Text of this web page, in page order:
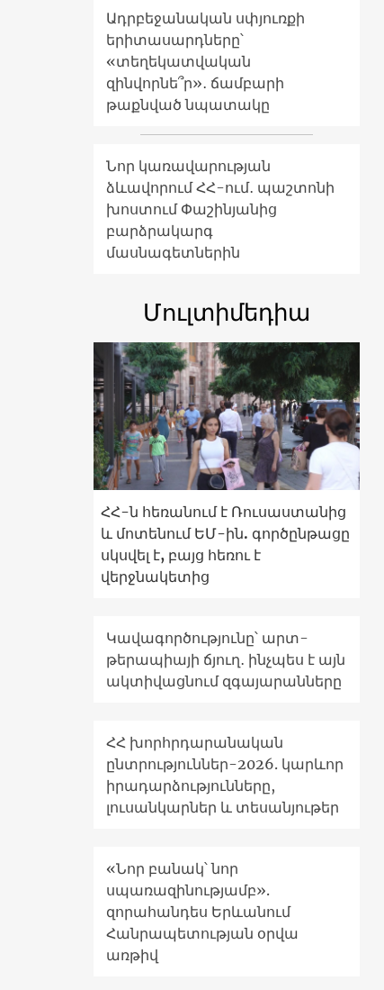
Ադրբեջանական սփյուռքի
երիտասարդները՝
«տեղեկատվական
զինվորնե՞ր»․ ճամբարի
թաքնված նպատակը
Նոր կառավարության
ձևավորում ՀՀ-ում․ պաշտոնի
խոստում Փաշինյանից
բարձրակարգ
մասնագետներին
Մուլտիմեդիա
ՀՀ-ն հեռանում է Ռուսաստանից
և մոտենում ԵՄ-ին. գործընթացը
սկսվել է, բայց հեռու է
վերջնակետից
Կավագործությունը՝ արտ-
թերապիայի ճյուղ․ ինչպես է այն
ակտիվացնում զգայարանները
ՀՀ խորհրդարանական
ընտրություններ-2026. կարևոր
իրադարձությունները,
լուսանկարներ և տեսանյութեր
«Նոր բանակ՝ նոր
սպառազինությամբ».
զորահանդես Երևանում
Հանրապետության օրվա
առթիվ